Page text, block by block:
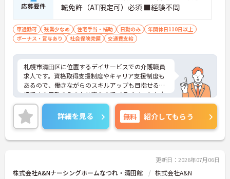
応募要件
転免許（AT限定可）必須 ■経験不問
車通勤可 残業少なめ 住宅手当・補助 日勤のみ
年間休日110日以上
ボーナス・賞与あり
社会保険完備 交通費支給
札幌市清田区に位置するデイサービスでの介護職員
求人です。資格取得支援制度やキャリア支援制度も
あるので、働きながらのスキルアップも目指せる環
境です！日勤のみのお仕事なのでプライベートも大
切にしながら働くことができます。ご興味のある方
には、面接対策ポイント等、さらに詳細をお話しし
ますのでお気軽にご相談ください！
詳細を見る 無料 紹介してもらう
更新日：2026年07月06日
株式会社A&Nナーシングホームなつれ・清田館 株式会社A&N